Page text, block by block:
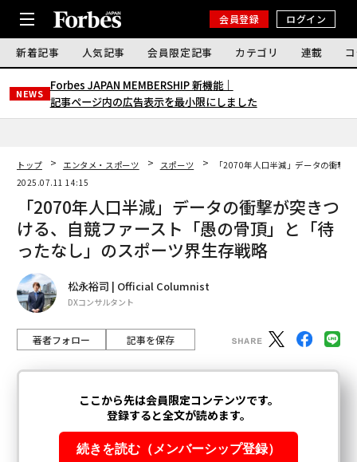
会員登録 ログイン
新着記事 人気記事 会員限定記事 カテゴリ 連載
NEWS
Forbes JAPAN MEMBERSHIP 新機能｜
記事ページ内の広告表示を最小限にしました
トップ エンタメ・スポーツ スポーツ
「2070年人口半減」データの衝撃
2025.07.11 14:15
「2070年人口半減」データの衝撃が突きつ
ける、自競ファースト「愚の骨頂」と「待
ったなし」のスポーツ界生存戦略
松永裕司 | Official Columnist
DXコンサルタント
著者フォロー 記事を保存